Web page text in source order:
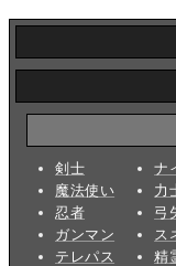
剣士
魔法使い
忍者
ガンマン
テレパス
ナ
力
弓
ス
精